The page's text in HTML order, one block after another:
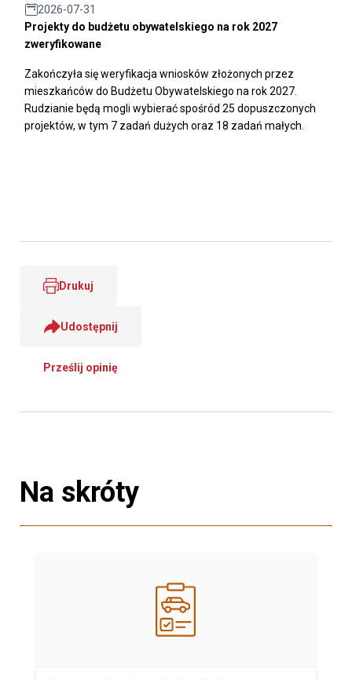
2026-07-31
Projekty do budżetu obywatelskiego na rok 2027
zweryfikowane
Zakończyła się weryfikacja wniosków złożonych przez
mieszkańców do Budżetu Obywatelskiego na rok 2027.
Rudzianie będą mogli wybierać spośród 25 dopuszczonych
projektów, w tym 7 zadań dużych oraz 18 zadań małych.
Drukuj
Udostępnij
Prześlij opinię
Na skróty